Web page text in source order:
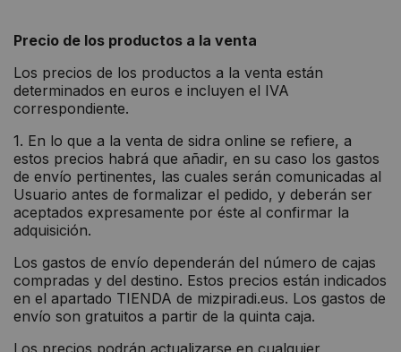
Precio de los productos a la venta
Los precios de los productos a la venta están
determinados en euros e incluyen el IVA
correspondiente.
1. En lo que a la venta de sidra online se refiere, a
estos precios habrá que añadir, en su caso los gastos
de envío pertinentes, las cuales serán comunicadas al
Usuario antes de formalizar el pedido, y deberán ser
aceptados expresamente por éste al confirmar la
adquisición.
Los gastos de envío dependerán del número de cajas
compradas y del destino. Estos precios están indicados
en el apartado TIENDA de mizpiradi.eus. Los gastos de
envío son gratuitos a partir de la quinta caja.
Los precios podrán actualizarse en cualquier